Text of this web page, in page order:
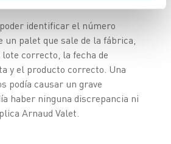
identificar el número
un palet que sale de la fábrica,
correcto, la fecha de
y el producto correcto. Una
podía causar un grave
haber ninguna discrepancia ni
Arnaud Valet.